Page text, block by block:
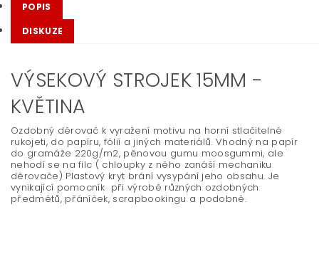
POPIS
DISKUZE
VÝSEKOVÝ STROJEK 15MM -
KVĚTINA
Ozdobný děrovač k vyražení motivu na horní stlačitelné
rukojeti, do papíru, fólií a jiných materiálů. Vhodný na papír
do gramáže 220g/m2, pěnovou gumu moosgummi, ale
nehodí se na filc ( chloupky z něho zanáší mechaniku
děrovače) Plastový kryt brání vysypání jeho obsahu. Je
vynikající pomocník při výrobě různých ozdobných
předmětů, přáníček, scrapbookingu a podobně.